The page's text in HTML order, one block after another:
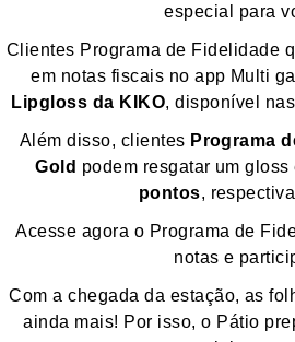
especial para
Clientes Programa de Fidelidade
em notas fiscais no app Multi
Lipgloss da KIKO, disponível
Além disso, clientes Programa
Gold podem resgatar um gloss
pontos,
Acesse agora o Programa de
notas e
Com a chegada da estação, as
ainda mais! Por isso, o Pátio